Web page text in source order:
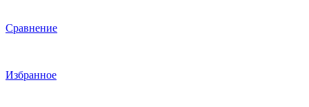
Сравнение
Избранное